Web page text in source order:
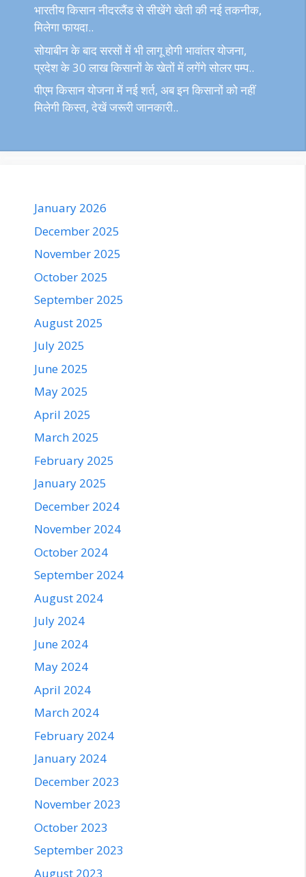
भारतीय किसान नीदरलैंड से सीखेंगे खेती की नई तकनीक,
मिलेगा फायदा..
सोयाबीन के बाद सरसों में भी लागू होगी भावांतर योजना,
प्रदेश के 30 लाख किसानों के खेतों में लगेंगे सोलर पम्प..
पीएम किसान योजना में नई शर्त, अब इन किसानों को नहीं
मिलेगी किस्त, देखें जरूरी जानकारी..
January 2026
December 2025
November 2025
October 2025
September 2025
August 2025
July 2025
June 2025
May 2025
April 2025
March 2025
February 2025
January 2025
December 2024
November 2024
October 2024
September 2024
August 2024
July 2024
June 2024
May 2024
April 2024
March 2024
February 2024
January 2024
December 2023
November 2023
October 2023
September 2023
August 2023